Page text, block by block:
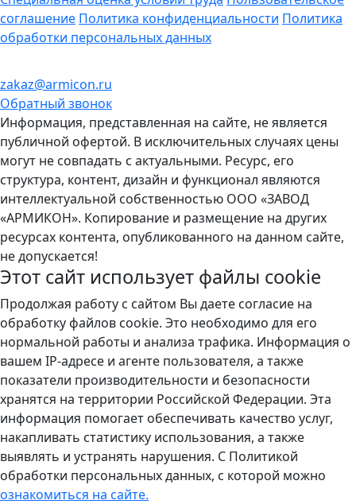
соглашение Политика конфиденциальности Политика
обработки персональных данных
zakaz@armicon.ru
Обратный звонок
Информация, представленная на сайте, не является
публичной офертой. В исключительных случаях цены
могут не совпадать с актуальными. Ресурс, его
структура, контент, дизайн и функционал являются
интеллектуальной собственностью ООО «ЗАВОД
«АРМИКОН». Копирование и размещение на других
ресурсах контента, опубликованного на данном сайте,
не допускается!
Этот сайт использует файлы cookie
Продолжая работу с сайтом Вы даете согласие на
обработку файлов cookie. Это необходимо для его
нормальной работы и анализа трафика. Информация о
вашем IP-адресе и агенте пользователя, а также
показатели производительности и безопасности
хранятся на территории Российской Федерации. Эта
информация помогает обеспечивать качество услуг,
накапливать статистику использования, а также
выявлять и устранять нарушения. C Политикой
обработки персональных данных, с которой можно
ознакомиться на сайте.